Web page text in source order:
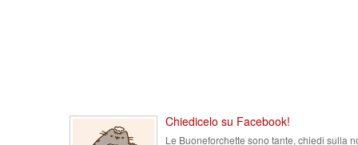
Chiedicelo su Facebook!
Le Buoneforchette sono tante, chiedi sulla